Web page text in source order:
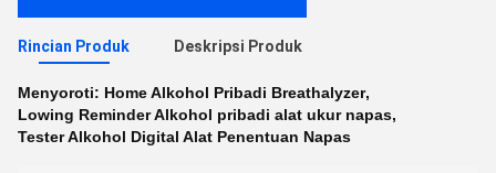
Rincian Produk Deskripsi Produk
Menyoroti: Home Alkohol Pribadi Breathalyzer,
Lowing Reminder Alkohol pribadi alat ukur napas,
Tester Alkohol Digital Alat Penentuan Napas